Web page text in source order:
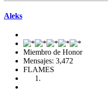
Aleks
Miembro de Honor
Mensajes: 3,472
FLAMES